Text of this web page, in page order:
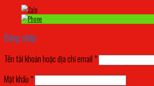
Đăng nhập
Tên tài khoản hoặc địa chỉ email *
Mật khẩu *